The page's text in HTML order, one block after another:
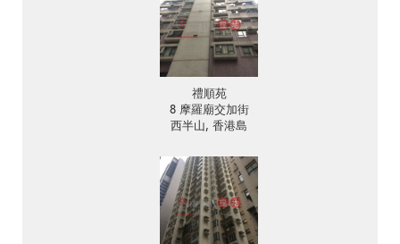
禮順苑
8 摩羅廟交加街
西半山, 香港島